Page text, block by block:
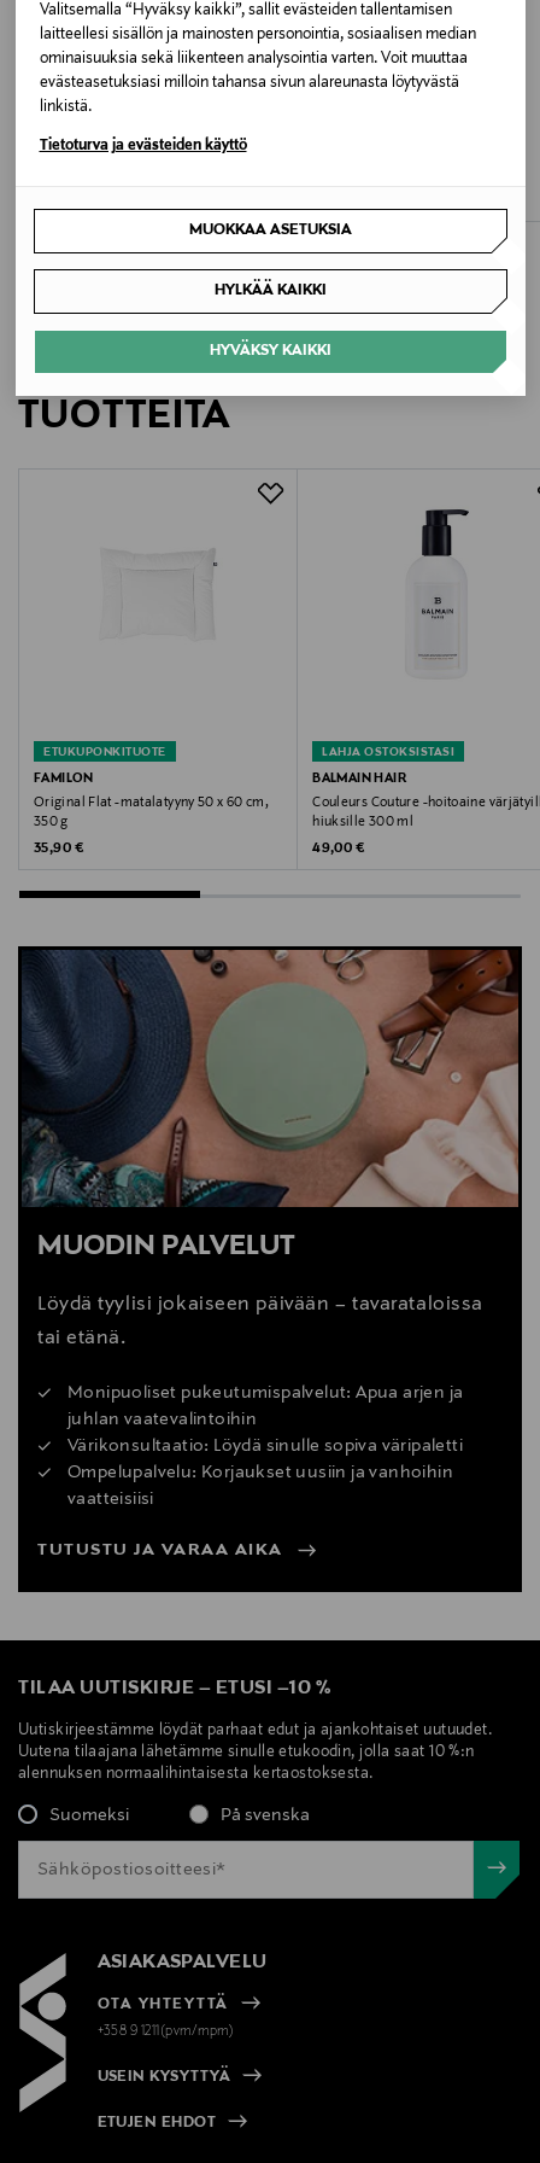
Valitsemalla “Hyväksy kaikki”, sallit evästeiden tallentamisen
laitteellesi sisällön ja mainosten personointia, sosiaalisen median
ominaisuuksia sekä liikenteen analysointia varten. Voit muuttaa
evästeasetuksiasi milloin tahansa sivun alareunasta löytyvästä
linkistä.
Tietoturva ja evästeiden käyttö
MUOKKAA ASETUKSIA
HYLKÄÄ KAIKKI
HYVÄKSY KAIKKI
390 NAVY BLUE
Valmistusmaa
Bangladesh
8850 25072
Valmistaja
Bugatti GmbH
Valmistajan osoite
Hansastrasse 55, 32049 Herford, Germany
service.de@bugatti-fashion.com
TOMMY HILFIGER
LISÄÄ KIINNOSTAVIA
TUOTTEITA
ETUKUPONKITUOTE
FAMILON
Original Flat -matalatyyny 50 x 60 cm,
350 g
Original Price
35,90 €
LAHJA OSTOKSISTASI
BALMAIN HAIR
Couleurs Couture -hoitoaine
hiuksille 300 ml
Original Price
49,00 €
MUODIN PALVELUT
Löydä tyylisi jokaiseen päivään – tavarataloissa
tai etänä.
Monipuoliset pukeutumispalvelut: Apua arjen ja
juhlan vaatevalintoihin
Värikonsultaatio: Löydä sinulle sopiva väripaletti
Ompelupalvelu: Korjaukset uusiin ja vanhoihin
vaatteisiisi
TUTUSTU JA VARAA AIKA
TILAA UUTISKIRJE – ETUSI –10 %
Uutiskirjeestämme löydät parhaat edut ja ajankohtaiset uutuudet.
Uutena tilaajana lähetämme sinulle etukoodin, jolla saat 10 %:n
alennuksen normaalihintaisesta kertaostoksesta.
Suomeksi På svenska
ASIAKASPALVELU
OTA YHTEYTTÄ
+358 9 1211(pvm/mpm)
USEIN KYSYTTYÄ
ETUJEN EHDOT